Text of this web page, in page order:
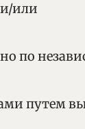
или
по
путем